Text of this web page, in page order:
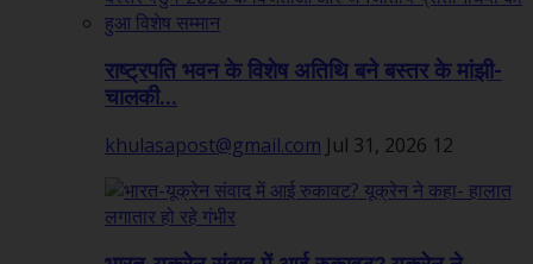
राष्ट्रपति भवन के विशेष अतिथि बने बस्तर के मांझी-
चालकी...
khulasapost@gmail.com Jul 31, 2026 12